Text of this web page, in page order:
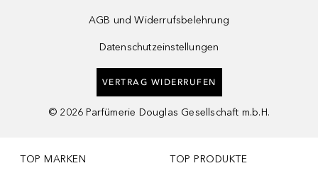
AGB und Widerrufsbelehrung
Datenschutzeinstellungen
VERTRAG WIDERRUFEN
© 2026 Parfümerie Douglas Gesellschaft m.b.H.
TOP MARKEN TOP PRODUKTE